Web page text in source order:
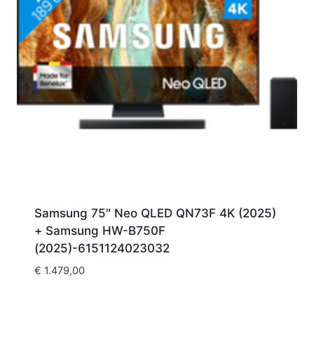
Samsung 75″ Neo QLED QN73F 4K (2025)
+ Samsung HW-B750F
(2025)-6151124023032
€ 1.479,00